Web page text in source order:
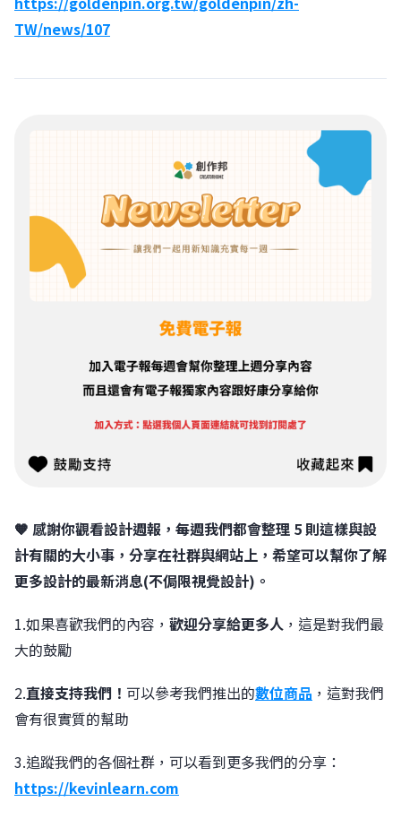
TW/news/107
🧡 感謝你觀看設計週報，每週我們都會整理 5 則這樣與設
計有關的大小事，分享在社群與網站上，希望可以幫你了解
更多設計的最新消息(不侷限視覺設計)。
1.如果喜歡我們的內容， 歡迎分享給更多人 ，這是對我們最
大的鼓勵
2.直接支持我們！ 可以參考我們推出的數位商品 ，這對我們
會有很實質的幫助
3.追蹤我們的各個社群，可以看到更多我們的分享：
https://kevinlearn.com